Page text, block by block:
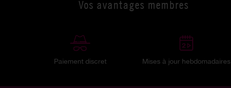
Vos avantages membres
Paiement discret Mises à jour hebdomadaires